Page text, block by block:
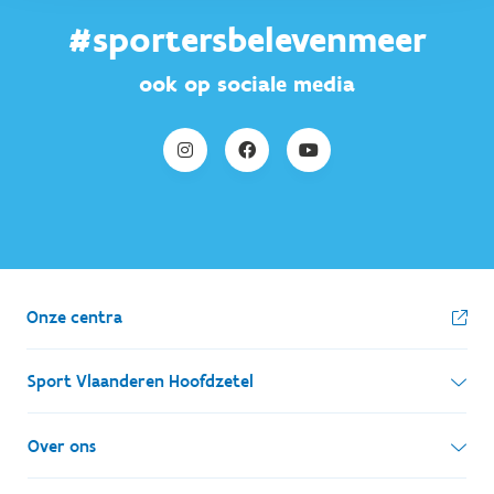
#sportersbelevenmeer
ook op sociale media
Onze centra
Sport Vlaanderen Hoofdzetel
Simon Bolivarlaan 17
1000 Brussel
Over ons